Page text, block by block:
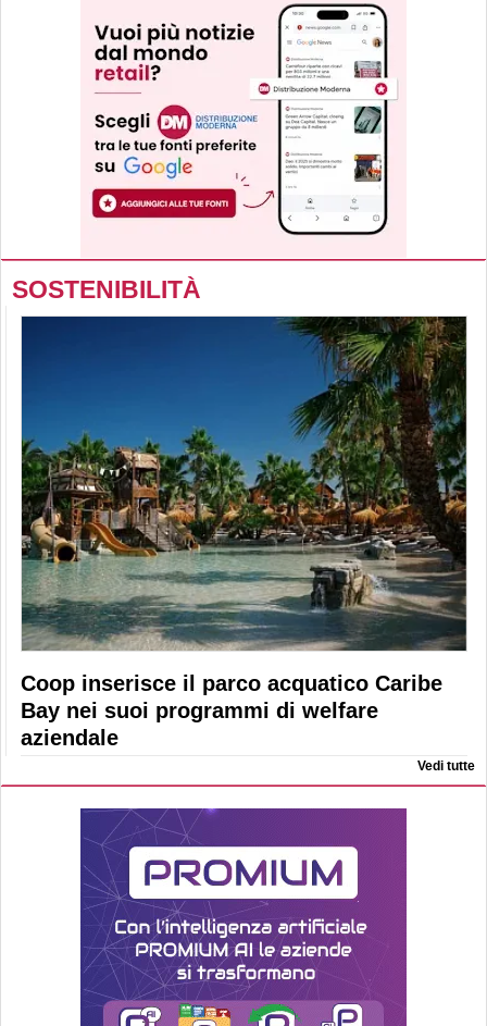
SOSTENIBILITÀ
Coop inserisce il parco acquatico Caribe
Bay nei suoi programmi di welfare
aziendale
Vedi tutte